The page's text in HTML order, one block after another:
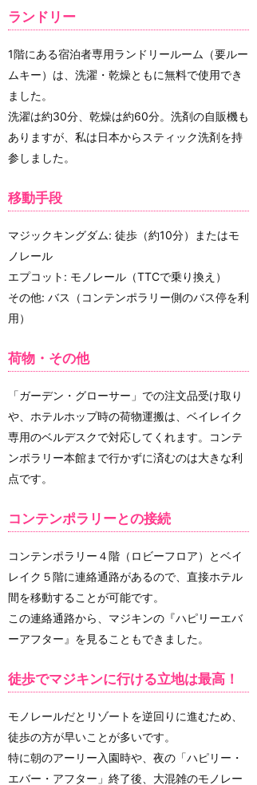
ランドリー
1階にある宿泊者専用ランドリールーム（要ルー
ムキー）は、洗濯・乾燥ともに無料で使用でき
ました。
洗濯は約30分、乾燥は約60分。洗剤の自販機も
ありますが、私は日本からスティック洗剤を持
参しました。
移動手段
マジックキングダム: 徒歩（約10分）またはモ
ノレール
エプコット: モノレール（TTCで乗り換え）
その他: バス（コンテンポラリー側のバス停を利
用）
荷物・その他
「ガーデン・グローサー」での注文品受け取り
や、ホテルホップ時の荷物運搬は、ベイレイク
専用のベルデスクで対応してくれます。コンテ
ンポラリー本館まで行かずに済むのは大きな利
点です。
コンテンポラリーとの接続
コンテンポラリー４階（ロビーフロア）とベイ
レイク５階に連絡通路があるので、直接ホテル
間を移動することが可能です。
この連絡通路から、マジキンの『ハピリーエバ
ーアフター』を見ることもできました。
徒歩でマジキンに行ける立地は最高！
モノレールだとリゾートを逆回りに進むため、
徒歩の方が早いことが多いです。
特に朝のアーリー入園時や、夜の「ハピリー・
エバー・アフター」終了後、大混雑のモノレー